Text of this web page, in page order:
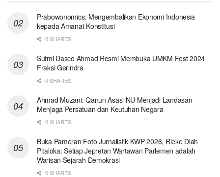
Prabowonomics: Mengembalikan Ekonomi Indonesia
kepada Amanat Konstitusi
0 SHARES
Sufmi Dasco Ahmad Resmi Membuka UMKM Fest 2024
Fraksi Gerindra
0 SHARES
Ahmad Muzani: Qanun Asasi NU Menjadi Landasan
Menjaga Persatuan dan Keutuhan Negara
0 SHARES
Buka Pameran Foto Jurnalistik KWP 2026, Rieke Diah
Pitaloka: Setiap Jepretan Wartawan Parlemen adalah
Warisan Sejarah Demokrasi
0 SHARES